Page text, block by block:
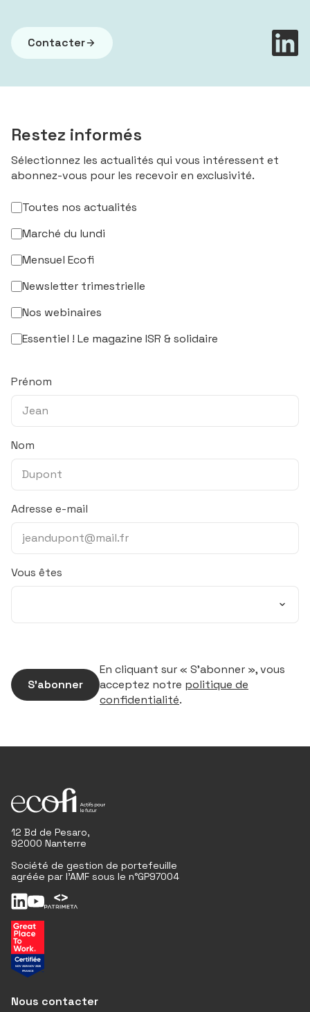
Contacter
Restez informés
Sélectionnez les actualités qui vous intéressent et
abonnez-vous pour les recevoir en exclusivité.
Toutes nos actualités
Marché du lundi
Mensuel Ecofi
Newsletter trimestrielle
Nos webinaires
Essentiel ! Le magazine ISR & solidaire
Prénom
Nom
Adresse e-mail
Vous êtes
S’abonner
En cliquant sur « S’abonner », vous
acceptez notre politique de
confidentialité.
12 Bd de Pesaro,
92000 Nanterre
Société de gestion de portefeuille
agréée par l'AMF sous le n°GP97004
Nous contacter